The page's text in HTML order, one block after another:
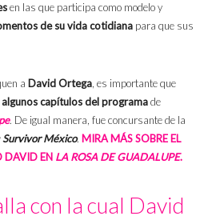
en las que participa como modelo y
de su vida cotidiana para que sus
a David Ortega, es importante que
capítulos del programade
. De igual manera, fue concursante de la
Survivor México. MIRA MÁS SOBRE EL
DAVID EN LA ROSA DE GUADALUPE.
con la cual David